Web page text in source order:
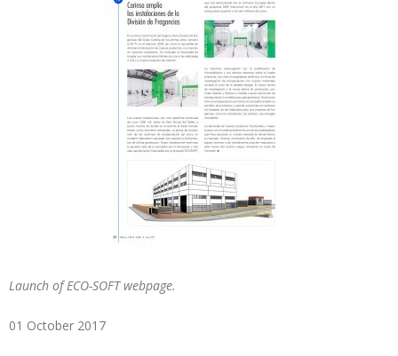
Launch of ECO-SOFT webpage.
01 October 2017